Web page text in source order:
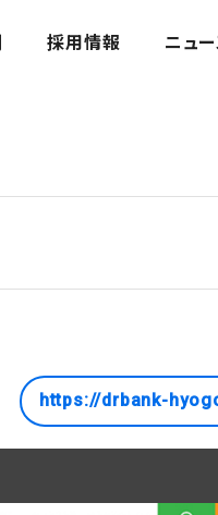
採用情報 ニュ
https://drbank-